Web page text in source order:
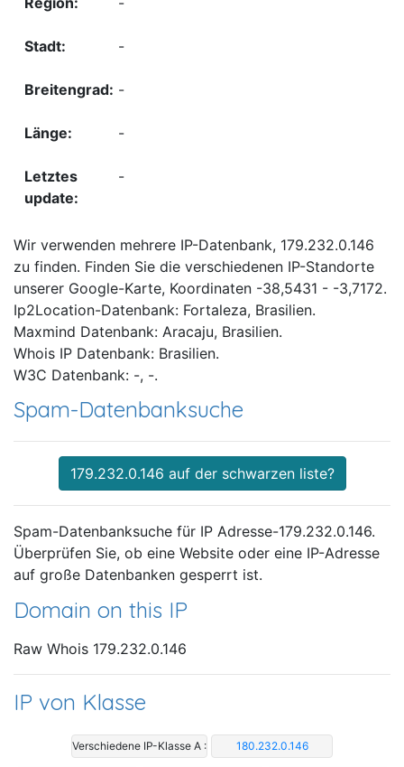
-
-
-
-
Wir verwenden mehrere IP-Datenbank, 179.232.0.146
zu finden. Finden Sie die verschiedenen IP-Standorte
unserer Google-Karte, Koordinaten -38,5431 - -3,7172.
Ip2Location-Datenbank: Fortaleza, Brasilien.
Maxmind Datenbank: Aracaju, Brasilien.
Whois IP Datenbank: Brasilien.
W3C Datenbank: -, -.
Spam-Datenbanksuche
179.232.0.146 auf der schwarzen liste?
Spam-Datenbanksuche für IP Adresse-179.232.0.146.
Überprüfen Sie, ob eine Website oder eine IP-Adresse
auf große Datenbanken gesperrt ist.
Domain on this IP
Raw Whois 179.232.0.146
IP von Klasse
Verschiedene IP-Klasse A : 180.232.0.146